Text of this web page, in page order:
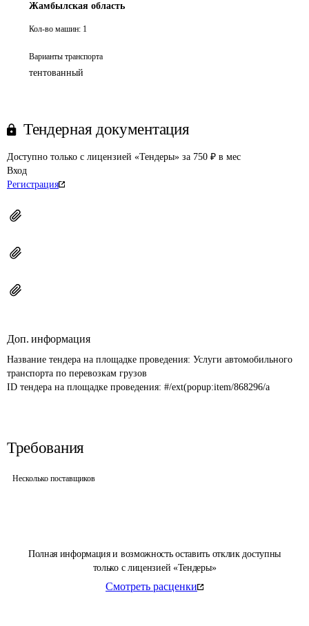
Полная информация и возможность оставить отклик доступны
только с лицензией «Тендеры»
Смотреть расценки
Жамбылская область
Кол-во машин: 1
Варианты транспорта
тентованный
Тендерная документация
Доступно только с лицензией «Тендеры» за 750 ₽ в мес
Вход
Регистрация
Доп. информация
Название тендера на площадке проведения: Услуги автомобильного
транспорта по перевозкам грузов
ID тендера на площадке проведения: #/ext(popup:item/868296/a
Требования
Несколько поставщиков